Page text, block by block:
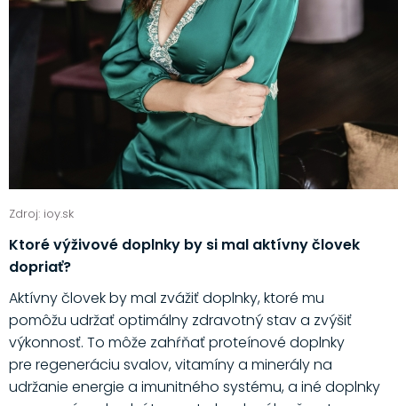
Zdroj: ioy.sk
Ktoré výživové doplnky by si mal aktívny človek
dopriať?
Aktívny človek by mal zvážiť doplnky, ktoré mu
pomôžu udržať optimálny zdravotný stav a zvýšiť
výkonnosť. To môže zahŕňať proteínové doplnky
pre regeneráciu svalov, vitamíny a minerály na
udržanie energie a imunitného systému, a iné doplnky